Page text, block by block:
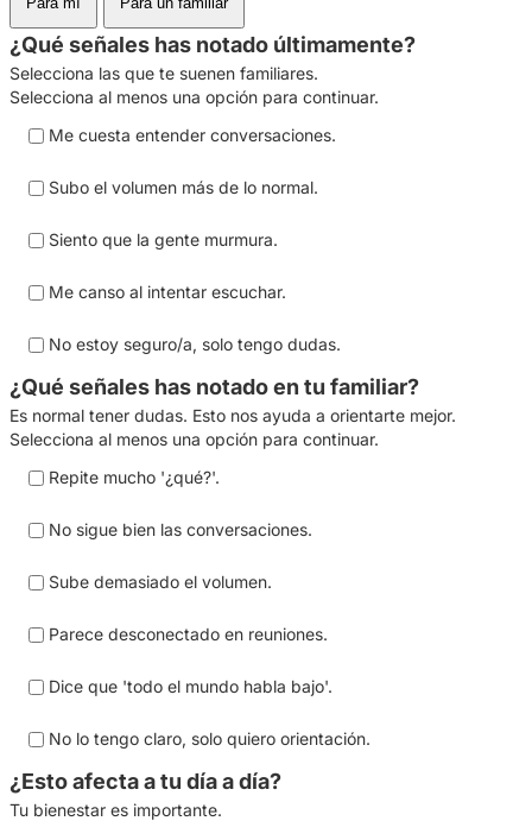
¿Qué señales has notado últimamente?
Selecciona las que te suenen familiares.
Selecciona al menos una opción para continuar.
Me cuesta entender conversaciones.
Subo el volumen más de lo normal.
Siento que la gente murmura.
Me canso al intentar escuchar.
No estoy seguro/a, solo tengo dudas.
¿Qué señales has notado en tu familiar?
Es normal tener dudas. Esto nos ayuda a orientarte mejor.
Selecciona al menos una opción para continuar.
Repite mucho '¿qué?'.
No sigue bien las conversaciones.
Sube demasiado el volumen.
Parece desconectado en reuniones.
Dice que 'todo el mundo habla bajo'.
No lo tengo claro, solo quiero orientación.
¿Esto afecta a tu día a día?
Tu bienestar es importante.